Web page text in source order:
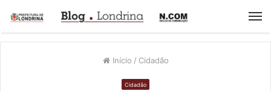
Início / Cidadão
Cidadão